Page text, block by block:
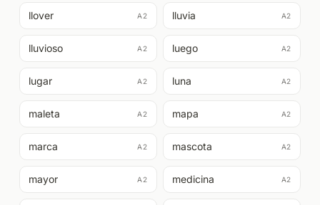
llover A2 lluvia A2
lluvioso A2 luego A2
lugar A2 luna A2
maleta A2 mapa A2
marca A2 mascota A2
mayor A2 medicina A2